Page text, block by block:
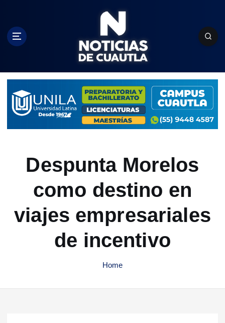
c
Despunta Morelos
como destino en
viajes empresariales
de incentivo
Home